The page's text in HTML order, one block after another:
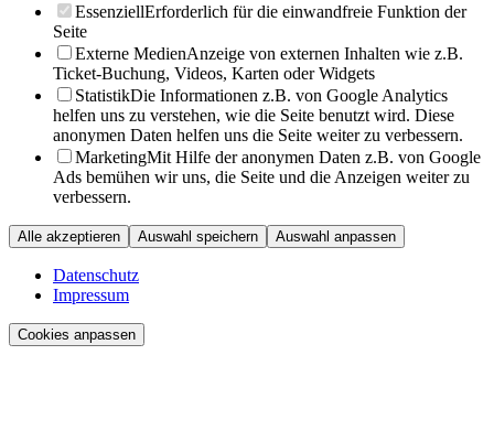
EssenziellErforderlich für die einwandfreie Funktion der
Seite
Externe MedienAnzeige von externen Inhalten wie z.B.
Ticket-Buchung, Videos, Karten oder Widgets
StatistikDie Informationen z.B. von Google Analytics
helfen uns zu verstehen, wie die Seite benutzt wird. Diese
anonymen Daten helfen uns die Seite weiter zu verbessern.
MarketingMit Hilfe der anonymen Daten z.B. von Google
Ads bemühen wir uns, die Seite und die Anzeigen weiter zu
verbessern.
Alle akzeptieren Auswahl speichern Auswahl anpassen
Datenschutz
Impressum
Cookies anpassen